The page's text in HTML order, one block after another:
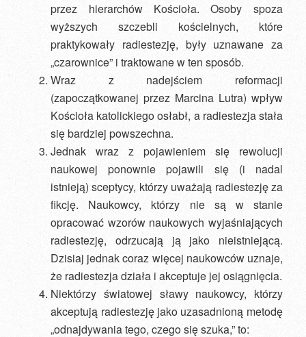
przez hierarchów Kościoła. Osoby spoza
wyższych szczebli kościelnych, które
praktykowały radiestezję, były uznawane za
„czarownice” i traktowane w ten sposób.
Wraz z nadejściem reformacji
(zapoczątkowanej przez Marcina Lutra) wpływ
Kościoła katolickiego osłabł, a radiestezja stała
się bardziej powszechna.
Jednak wraz z pojawieniem się rewolucji
naukowej ponownie pojawili się (i nadal
istnieją) sceptycy, którzy uważają radiestezję za
fikcję. Naukowcy, którzy nie są w stanie
opracować wzorów naukowych wyjaśniających
radiestezję, odrzucają ją jako nieistniejącą.
Dzisiaj jednak coraz więcej naukowców uznaje,
że radiestezja działa i akceptuje jej osiągnięcia.
Niektórzy światowej sławy naukowcy, którzy
akceptują radiestezję jako uzasadnioną metodę
„odnajdywania tego, czego się szuka,” to: